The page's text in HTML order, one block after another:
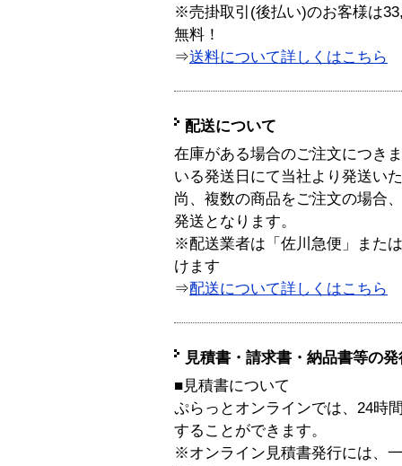
※売掛取引(後払い)のお客様は
無料！
⇒送料について詳しくはこちら
配送について
在庫がある場合のご注文につき
いる発送日にて当社より発送い
尚、複数の商品をご注文の場合
発送となります。
※配送業者は「佐川急便」また
けます
⇒配送について詳しくはこちら
見積書・請求書・納品書等の
■見積書について
ぷらっとオンラインでは、24時
することができます。
※オンライン見積書発行には、